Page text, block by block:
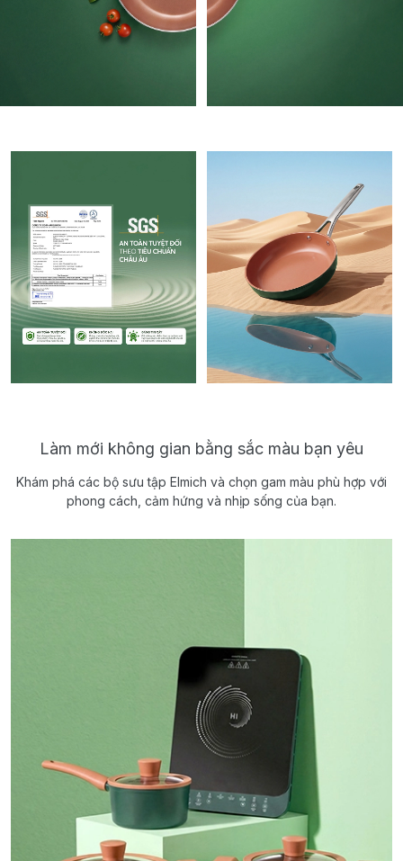
Làm mới không gian bằng sắc màu bạn yêu
Khám phá các bộ sưu tập Elmich và chọn gam màu phù hợp với
phong cách, cảm hứng và nhịp sống của bạn.